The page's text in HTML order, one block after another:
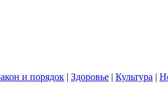
и порядок | Здоровье | Культура |